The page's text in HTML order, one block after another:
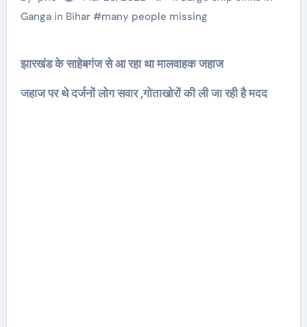
Ganga in Bihar#many people missing
झारखंड के साहेबगंज से आ रहा था मालवाहक जहाज
जहाज पर थे दर्जनों लोग सवार ,गोताखोरों की ली जा रही है मदद